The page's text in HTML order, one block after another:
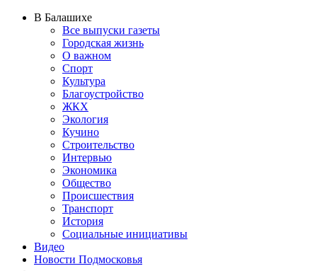
В Балашихе
Все выпуски газеты
Городская жизнь
О важном
Спорт
Культура
Благоустройство
ЖКХ
Экология
Кучино
Строительство
Интервью
Экономика
Общество
Происшествия
Транспорт
История
Социальные инициативы
Видео
Новости Подмосковья